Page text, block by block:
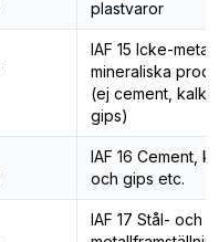
plastvaror
IAF 15 Icke-
mineraliska
(ej cement, kalk
gips)
IAF 16 Cement,
och gips etc.
IAF 17 Stål- och